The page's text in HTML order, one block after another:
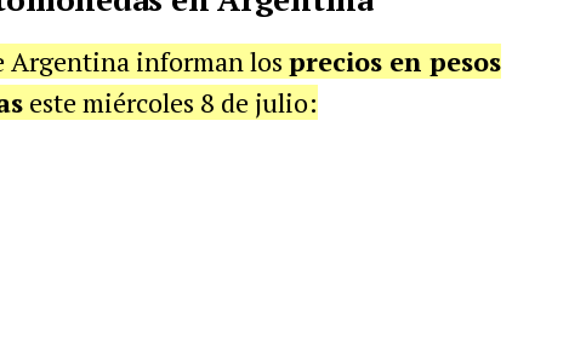
Argentina informan los precios en pesos
este miércoles 8 de julio: